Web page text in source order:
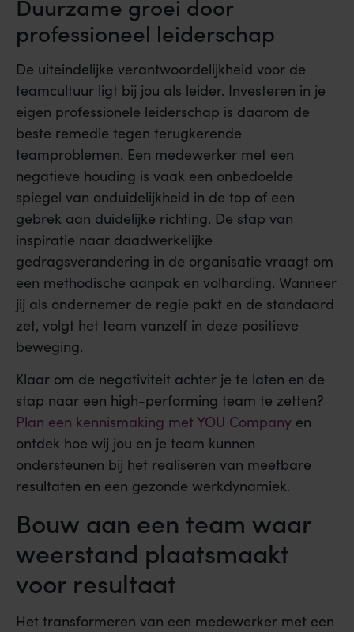
professioneel leiderschap
De uiteindelijke verantwoordelijkheid voor de
teamcultuur ligt bij jou als leider. Investeren in je
eigen professionele leiderschap is daarom de
beste remedie tegen terugkerende
teamproblemen. Een medewerker met een
negatieve houding is vaak een onbedoelde
spiegel van onduidelijkheid in de top of een
gebrek aan duidelijke richting. De stap van
inspiratie naar daadwerkelijke
gedragsverandering in de organisatie vraagt om
een methodische aanpak en volharding. Wanneer
jij als ondernemer de regie pakt en de standaard
zet, volgt het team vanzelf in deze positieve
beweging.
Klaar om de negativiteit achter je te laten en de
stap naar een high-performing team te zetten?
Plan een kennismaking met YOU Company en
ontdek hoe wij jou en je team kunnen
ondersteunen bij het realiseren van meetbare
resultaten en een gezonde werkdynamiek.
Bouw aan een team waar
weerstand plaatsmaakt
voor resultaat
Het transformeren van een medewerker met een